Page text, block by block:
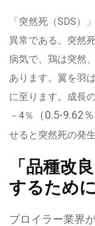
「突然死（SDS）
異常である。突然
病気で、鶏は突然
あります。翼を羽
に至ります。成長
－4％
（0.5-9.62
せると突然死の発
「品種改
するため
ブロイラー業界